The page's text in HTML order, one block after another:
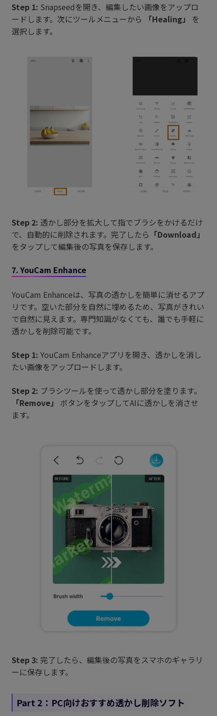
Step 1: Snapseedを開き、編集したい画像をアップロ
ードします。次にツールメニューから 「Healing」 を
選択します。
Step 2: 透かし部分を拡大して指でブラシをかけるだけ
で、自動的に削除されます。完了したら 「Download」
をタップして編集後の写真を保存します。
7. YouCam Enhance
YouCam Enhanceは、写真の透かしを簡単に消せるアプ
リです。空いた部分を自然に埋めるため、写真がきれい
で自然に見えます。専門知識がなくても、誰でも手軽に
透かしを削除可能です。
Step 1: YouCam Enhanceアプリを開き、透かしを消し
たい画像をアップロードします。
Step 2: ブラシツールを使って透かし部分を塗ります。
「Remove」 ボタンをタップしてAIに透かしを消させ
ます。
Step 3: 完了したら、編集後の写真をスマホのギャラリ
ーに保存します。
Part 2：PC向けおすすめ透かし削除ソフト